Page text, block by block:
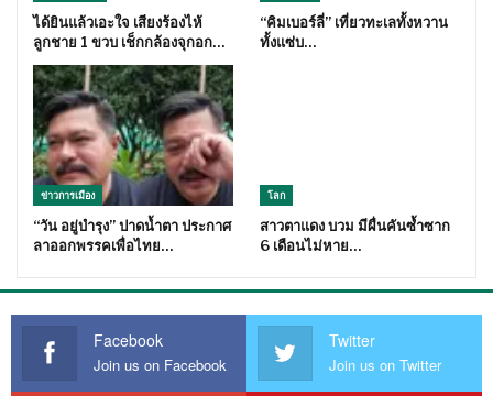
ได้ยินแล้วเอะใจ เสียงร้องไห้
ลูกชาย 1 ขวบ เช็กกล้องจุกอก…
“คิมเบอร์ลี่” เที่ยวทะเลทั้งหวาน
ทั้งแซ่บ…
ข่าวการเมือง
“วัน อยู่บำรุง” ปาดน้ำตา ประกาศ
ลาออกพรรคเพื่อไทย…
โลก
สาวตาแดง บวม มีผื่นคันซ้ำซาก
6 เดือนไม่หาย…
Facebook
Join us on Facebook
Twitter
Join us on Twitter